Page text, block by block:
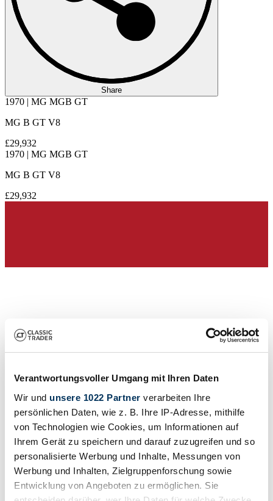
Verantwortungsvoller Umgang mit Ihren Daten
Wir und unsere 1022 Partner verarbeiten Ihre
persönlichen Daten, wie z. B. Ihre IP-Adresse, mithilfe
von Technologien wie Cookies, um Informationen auf
Ihrem Gerät zu speichern und darauf zuzugreifen und so
personalisierte Werbung und Inhalte, Messungen von
Werbung und Inhalten, Zielgruppenforschung sowie
Entwicklung von Angeboten zu ermöglichen. Sie
Share
1970 | MG MGB GT
MG B GT V8
£29,932
1970 | MG MGB GT
MG B GT V8
£29,932